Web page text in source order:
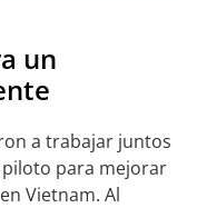
un
a trabajar juntos
piloto para mejorar
Vietnam. Al